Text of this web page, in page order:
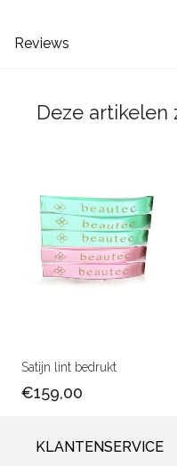
Reviews
Deze artikelen
Satijn lint bedrukt
€159,00
KLANTENSERVICE